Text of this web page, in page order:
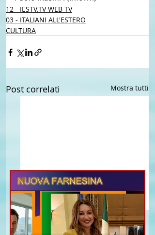
12 - IESTV.TV WEB TV
03 - ITALIANI ALL'ESTERO
CULTURA
Post correlati Mostra tutti